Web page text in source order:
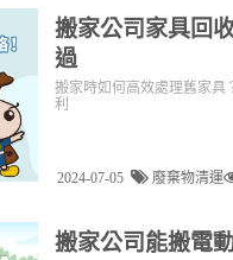
搬家公司家具回
過
搬家時如何高效處理舊家具
利
2024-07-05 廢棄物清運
搬家公司能搬電